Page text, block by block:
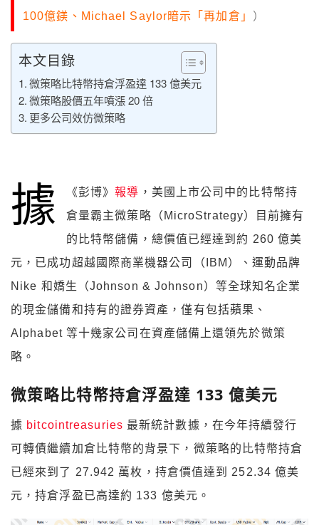
100億鎂、Michael Saylor暗示「再加倉」 ）
本文目錄
微策略比特幣持倉浮盈達 133 億美元
微策略股價五年噴漲 20 倍
更多公司效仿微策略
據 《彭博》報導 ，美國上市公司中的比特幣持
倉量霸主微策略（MicroStrategy）目前擁有
的比特幣儲備，總價值已經達到約 260 億美
元，已成功超越國際商業機器公司（IBM）、運動品牌
Nike 和嬌生（Johnson & Johnson）等全球知名企業
的現金儲備和持有的證券資產，僅有包括蘋果、
Alphabet 等十幾家公司在資產儲備上還領先於微策
略。
微策略比特幣持倉浮盈達 133 億美元
據 bitcointreasuries 最新統計數據，在今年持續發行
可轉債繼續加倉比特幣的背景下，微策略的比特幣持倉
已經來到了 27.942 萬枚，持倉價值達到 252.34 億美
元，持倉浮盈已高達約 133 億美元。